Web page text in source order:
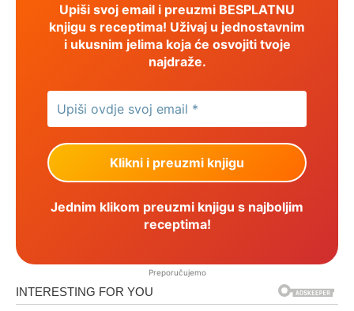
Upiši svoj email i preuzmi BESPLATNU
knjigu s receptima! Uživaj u jednostavnim
i ukusnim jelima koja će osvojiti tvoje
najdraže.
Jednim klikom preuzmi knjigu s najboljim
receptima!
Preporučujemo